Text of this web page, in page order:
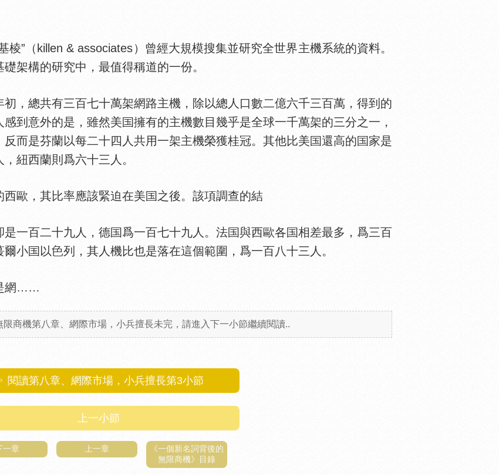
”（killen & associates）曾經大規模搜集並研究全世界主機系統的資料。
礎架構的研究中，最值得稱道的一份。
初，總共有三百七十萬架網路主機，除以總人口數二億六千三百萬，得到的
到意外的是，雖然美
擁有的主機數目幾乎是全球一千萬架的三分之一，
而是芬蘭以每二十四人共用一架主機榮獲桂冠。其他比美
還高的
家是
紐西蘭則爲六十三人。
歐，其比率應該緊迫在美 之後。該項調查的結
是一百二十九人，德 爲一百七十九人。法 與西歐各
相差最多，爲三百
爾小
以 列，其人機比也是落在這個範圍，爲一百八十三人。
網……
商機第八章、網際市場，小兵擅長未完，請進入下一小節繼續閱讀..
閱讀第八章、網際市場，小兵擅長第3小節
上一小節
一章 上一章
《一個新名詞背後的
無限商機》目錄